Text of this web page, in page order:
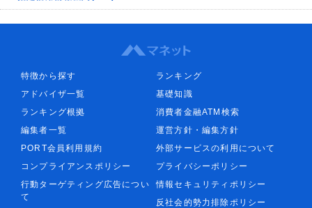
特徴から探す
ランキング
アドバイザ一覧
基礎知識
ランキング根拠
消費者金融ATM検索
編集者一覧
運営方針・編集方針
PORT会員利用規約
外部サービスの利用について
コンプライアンスポリシー
プライバシーポリシー
行動ターゲティング広告につい
て
情報セキュリティポリシー
反社会的勢力排除ポリシー